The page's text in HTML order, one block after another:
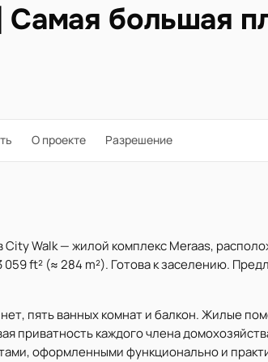
Самая большая
О проекте Разрешение
City Walk — жилой комплекс Meraas,
ft² (≈ 284 m²). Готова к заселению.
пять ванных комнат и балкон. Жилые
приватность каждого члена
оформленными функционально и